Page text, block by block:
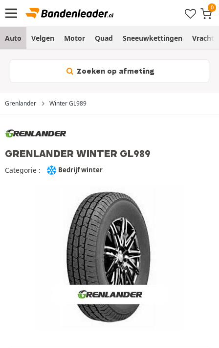
Auto Velgen Motor Quad Sneeuwkettingen
Zoeken op afmeting
Grenlander Winter GL989
GRENLANDER WINTER GL989
Categorie : Bedrijf winter